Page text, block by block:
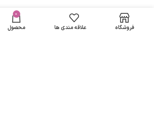
مسیرهای ارتباطی
کننده و ضد چروک
مردانه هیدرودرم
تومان
باشد فروشگاه علاقه مندی ها
0
محصول